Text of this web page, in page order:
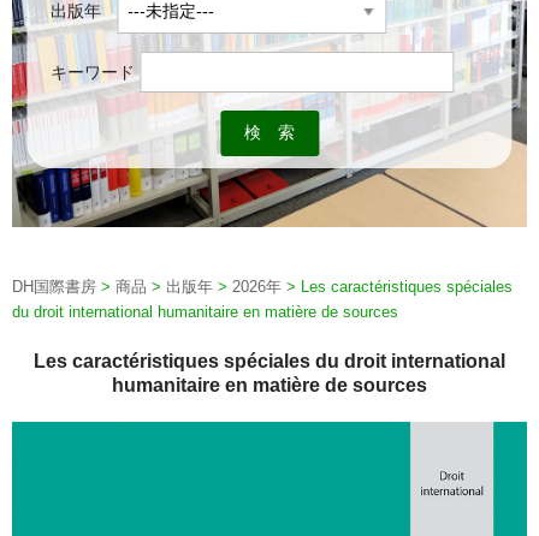
出版年
キーワード
DH国際書房 > 商品 > 出版年 > 2026年 > Les caractéristiques spéciales
du droit international humanitaire en matière de sources
Les caractéristiques spéciales du droit international
humanitaire en matière de sources